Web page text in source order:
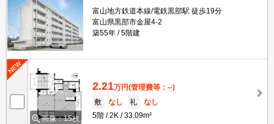
富山地方鉄道本線/電鉄黒部駅 徒歩19分
富山県黒部市金屋4-2
築55年
5階建
画像：15枚
2.21万円(管理費等：--)
敷
なし 礼
なし
5階
2K 33.09m²